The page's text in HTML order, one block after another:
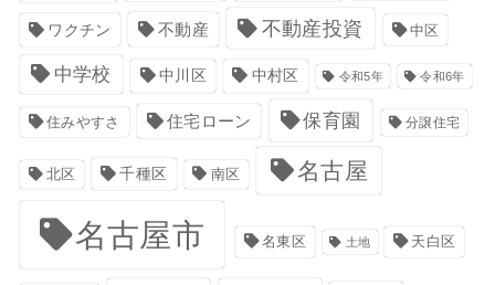
ワクチン 不動産 不動産投資 中区
中学校 中川区 中村区 令和5年 令和6年
住みやすさ 住宅ローン 保育園 分譲住宅
北区 千種区 南区 名古屋
名古屋市 名東区 土地 天白区